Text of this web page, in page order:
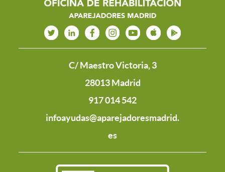
C/ Maestro Victoria, 3
28013 Madrid
917 014 542
infoayudas@aparejadoresmadrid.
es